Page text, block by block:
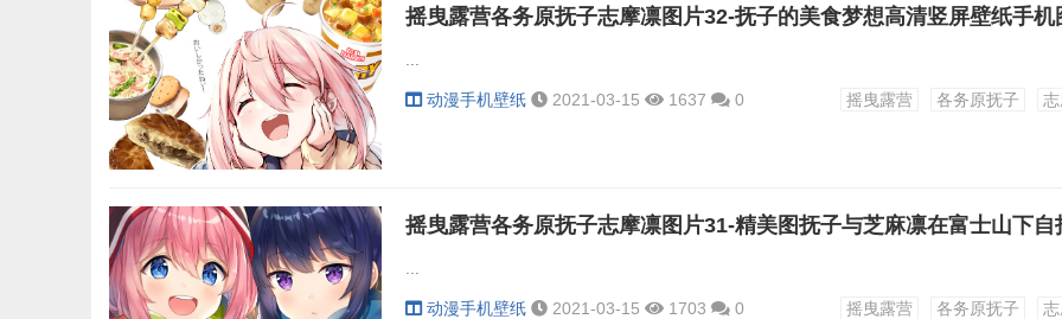
动漫手机壁纸 2021-03-15 1637 0 摇曳露营 各务原抚子
动漫手机壁纸 2021-03-15 1703 0 摇曳露营 各务原抚子